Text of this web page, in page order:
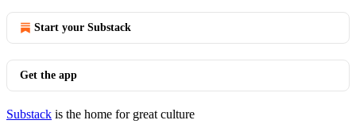
Start your Substack
Get the app
Substack is the home for great culture